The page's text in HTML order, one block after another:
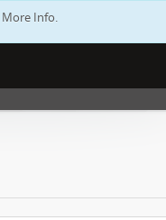
More Info.